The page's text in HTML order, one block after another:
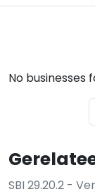
SBI 29.20.2 -
No businesses